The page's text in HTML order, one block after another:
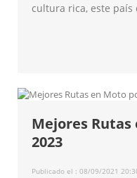
cultura rica, este
Mejores
2023
Publicado el : 08/09/2021